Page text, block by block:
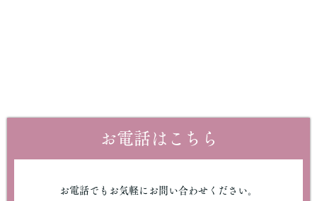
お電話はこちら
お電話でもお気軽にお問い合わせください。